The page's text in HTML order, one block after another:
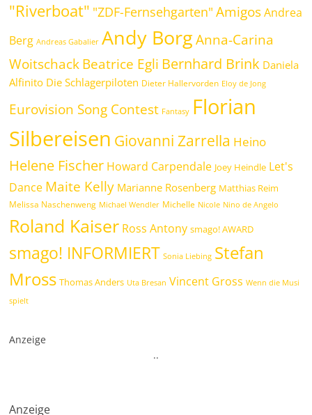
"Riverboat" "ZDF-Fernsehgarten" Amigos Andrea
Berg Andreas Gabalier Andy Borg Anna-Carina
WoitschackBeatrice Egli Bernhard Brink Daniela
Alfinito Die Schlagerpiloten Dieter Hallervorden Eloy de Jong
Eurovision Song Contest Fantasy Florian
Silbereisen Giovanni Zarrella Heino
Helene Fischer Howard Carpendale Joey Heindle Let's
Dance Maite Kelly Marianne Rosenberg Matthias Reim
Melissa Naschenweng Michael Wendler Michelle Nicole Nino de Angelo
Roland Kaiser Ross Antony smago! AWARD
smago! INFORMIERT Sonia Liebing Stefan
Mross Thomas Anders Uta Bresan Vincent Gross Wenn die Musi
spielt
Anzeige
..
Anzeige